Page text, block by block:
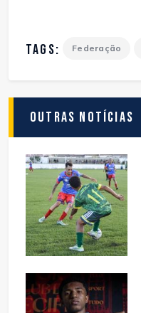
TAGS: Federação
Outras Notícias